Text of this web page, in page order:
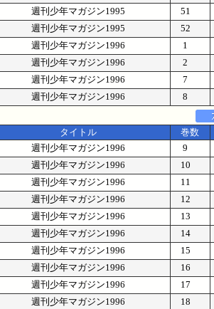
週刊少年マガジン1995
51
週刊少年マガジン1995
52
週刊少年マガジン1996
1
週刊少年マガジン1996
2
週刊少年マガジン1996
7
週刊少年マガジン1996 8
タイトル
巻数
週刊少年マガジン1996
9
週刊少年マガジン1996
10
週刊少年マガジン1996
11
週刊少年マガジン1996
12
週刊少年マガジン1996
13
週刊少年マガジン1996
14
週刊少年マガジン1996
15
週刊少年マガジン1996
16
週刊少年マガジン1996
17
週刊少年マガジン1996
18